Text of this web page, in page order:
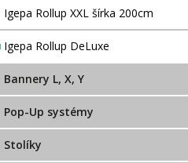
Igepa Rollup XXL šírka 200cm
Igepa Rollup DeLuxe
Bannery L, X, Y
Pop-Up systémy
Stolíky